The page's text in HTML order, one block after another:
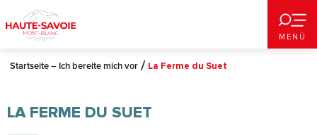
au
contenu
principal
MENÜ
Startseite – Ich bereite mich vor La Ferme du Suet
LA FERME DU SUET